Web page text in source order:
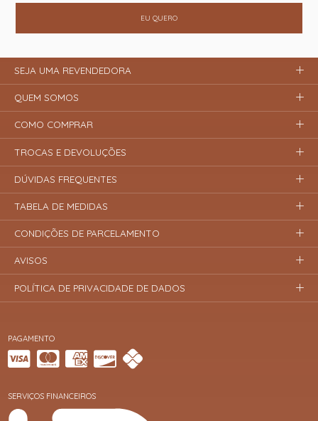
EU QUERO
PAGAMENTO
SERVIÇOS FINANCEIROS
SEJA UMA REVENDEDORA
QUEM SOMOS
COMO COMPRAR
TROCAS E DEVOLUÇÕES
DÚVIDAS FREQUENTES
TABELA DE MEDIDAS
CONDIÇÕES DE PARCELAMENTO
AVISOS
POLÍTICA DE PRIVACIDADE DE DADOS